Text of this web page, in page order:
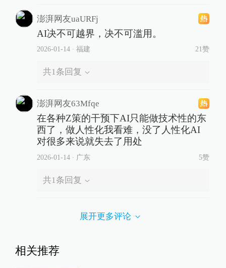
澎湃网友uaURFj
AI决不可越界，决不可滥用。
2026-01-14∙ 福建 21赞
共1条回复
澎湃网友63Mfqe
在各种Z策的干预下AI只能做技术性的东
西了，做人性化我看难，没了人性化AI
对很多来说就失去了用处
2026-01-14∙ 广东 5赞
共1 条回复
展开更多评论
相关推荐